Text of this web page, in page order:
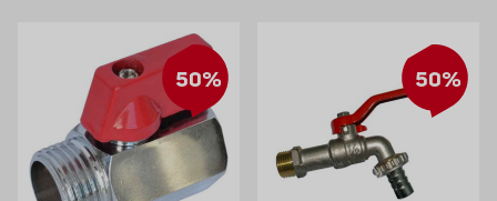
50% 50%